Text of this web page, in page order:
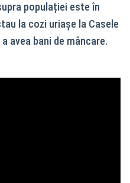
populației este în
la cozi uriașe la Casele
avea bani de mâncare.